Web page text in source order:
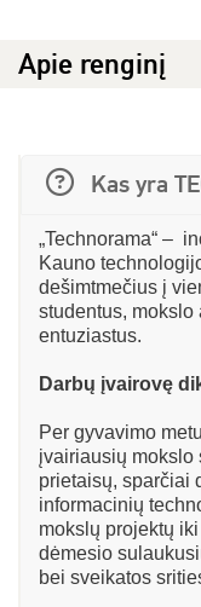
Apie renginį
Kas yra
„Technorama“ –
Kauno
dešimtmečius į
studentus,
entuziastus.
Darbų įvairovę
Per gyvavimo
įvairiausių mokslo
prietaisų, sparčiai
informacinių
mokslų projektų
dėmesio
bei sveikatos